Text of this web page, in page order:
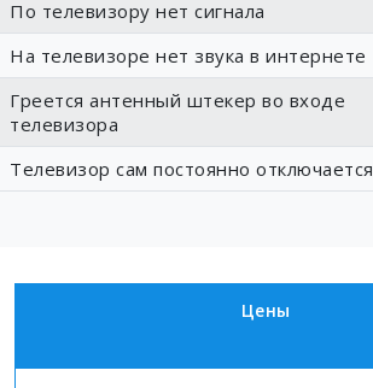
По телевизору нет сигнала
На телевизоре нет звука в интернете
Греется антенный штекер во входе
телевизора
Телевизор сам постоянно отключается
Цены